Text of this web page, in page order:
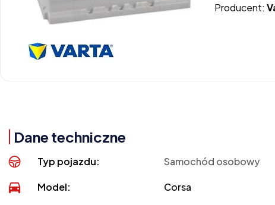
Producent:
Dane techniczne
Typ pojazdu: Samochód osobowy
Model: Corsa